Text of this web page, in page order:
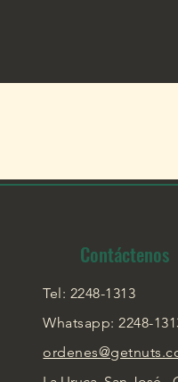
Contáctenos
Tel: 2248-1313
Whatsapp: 2248-